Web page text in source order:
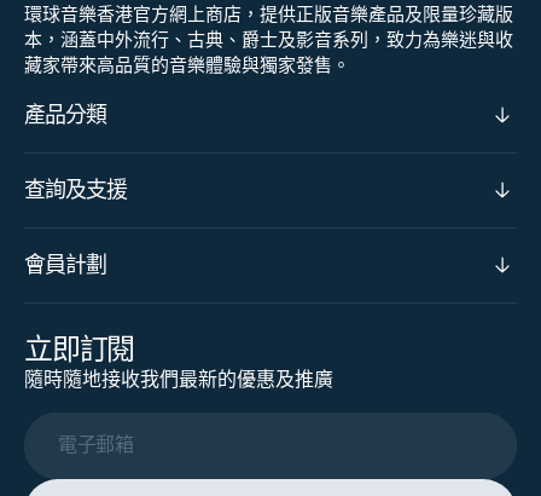
環球音樂香港官方網上商店，提供正版音樂產品及限量珍藏版
本，涵蓋中外流行、古典、爵士及影音系列，致力為樂迷與收
藏家帶來高品質的音樂體驗與獨家發售。
產品分類
查詢及支援
會員計劃
立即訂閱
隨時隨地接收我們最新的優惠及推廣
電子郵箱